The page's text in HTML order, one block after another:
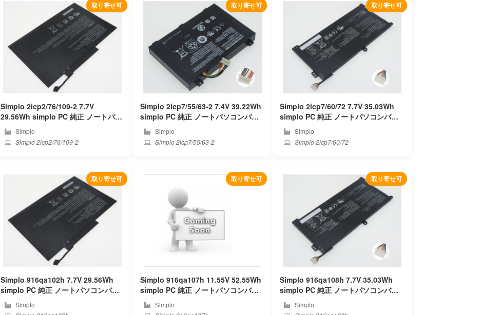
取り寄せ可
Simplo 2icp2/76/109-2 7.7V
29.56Wh simplo PC 純正 ノートパソ
コンバッテリー
Simplo
Simplo 2icp2/76/109-2
取り寄せ可
Simplo 2icp7/55/63-2 7.4V 39.22Wh
simplo PC 純正 ノートパソコンバッ
テリーSimplo
Simplo 2icp7/55/63-2
取り寄せ可
Simplo 2icp7/60/72 7.7V 35.03Wh
simplo PC 純正 ノートパソコンバッ
テリーSimplo
Simplo 2icp7/60/72
取り寄せ可
Simplo 916qa102h 7.7V 29.56Wh
simplo PC 純正 ノートパソコンバッ
テリーSimplo
取り寄せ可
Simplo 916qa107h 11.55V 52.55Wh
simplo PC 純正 ノートパソコンバッ
テリーSimplo
取り寄せ可
Simplo 916qa108h 7.7V 35.03Wh
simplo PC 純正 ノートパソコンバッ
テリーSimplo